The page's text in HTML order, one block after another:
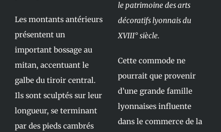
Les montants antérieurs
présentent un
important bossage au
mitan, accentuant le
galbe du tiroir central.
Ils sont sculptés sur leur
longueur, se terminant
par des pieds cambrés
le patrimoine des arts
décoratifs lyonnais du
XVIII° siècle.
Cette commode ne
pourrait que provenir
d’une grande famille
lyonnaises influente
dans le commerce de la